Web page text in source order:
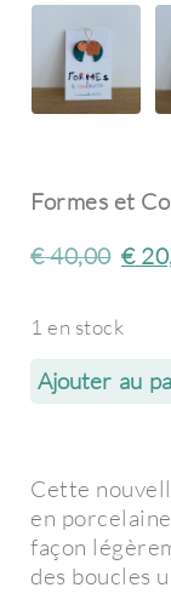
Formes et
€40,00 €
1 en stock
Ajouter au
Cette
en
façon
des boucles